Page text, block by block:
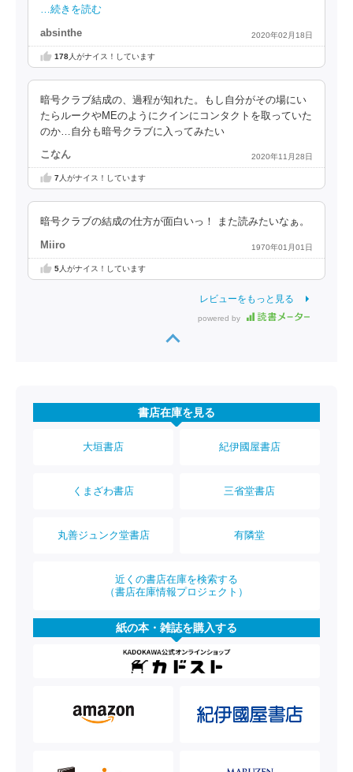
…続きを読む
absinthe 2020年02月18日
178人がナイス！しています
暗号クラブ結成の、過程が知れた。もし自分がその場にい
たらルークやMEのようにクインにコンタクトを取っていた
のか…自分も暗号クラブに入ってみたい
こなん 2020年11月28日
7人がナイス！しています
暗号クラブの結成の仕方が面白いっ！ また読みたいなぁ。
Miiro 1970年01月01日
5人がナイス！しています
レビューをもっと見る
powered by
書店在庫を見る
大垣書店 紀伊國屋書店
くまざわ書店 三省堂書店
丸善ジュンク堂書店 有隣堂
近くの書店在庫を検索する
（書店在庫情報プロジェクト）
紙の本・雑誌を購入する